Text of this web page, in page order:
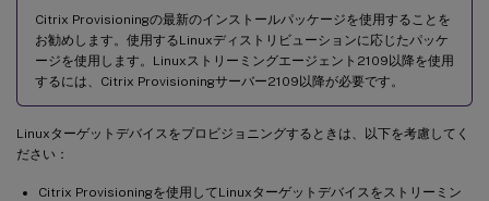
Citrix Provisioningの最新のインストールパッケージを使用することを
お勧めします。使用するLinuxディストリビューションに応じたパッケ
ージを使用します。Linuxストリーミングエージェント2109以降を使用
するには、Citrix Provisioningサーバー2109以降が必要です。
Linuxターゲットデバイスをプロビジョニングするときは、以下を考慮してく
ださい：
Citrix Provisioningを使用してLinuxターゲットデバイスをストリーミン